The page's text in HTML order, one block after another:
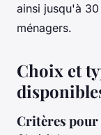
ainsi jusqu'à
ménagers.
Choix et
Critères pour